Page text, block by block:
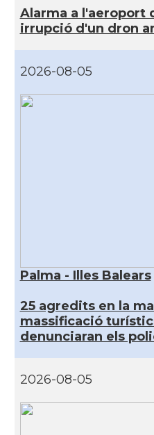
Alarma a l'aeroport
irrupció d'un dron
2026-08-05
Palma - Illes Balears
25 agredits en la
massificació
denunciaran els
2026-08-05